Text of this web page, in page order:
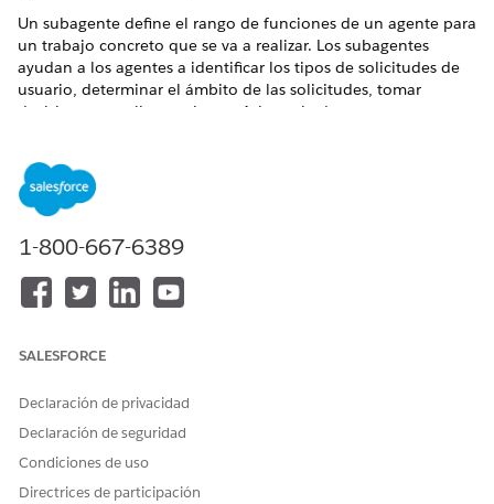
Un subagente define el rango de funciones de un agente para
un trabajo concreto que se va a realizar. Los subagentes
ayudan a los agentes a identificar los tipos de solicitudes de
usuario, determinar el ámbito de las solicitudes, tomar
decisiones y realizar acciones. Asistencia de asesores
EDICIONES NECESARIAS
Disponible en: Lightning Experience
Disponible en:Professional Edition
Unlimited Edition
Esta es una función de paquete gestionado de Financial
Subagente: Preparación de reuniones de clientes de
Asesor patrimonial de paquete FinServ (paquete
gestionado)
El subagente Preparación de reuniones de clientes Asesor
1-800-667-6389
SALESFORCE
Declaración de privacidad
Declaración de seguridad
Condiciones de uso
Directrices de participación